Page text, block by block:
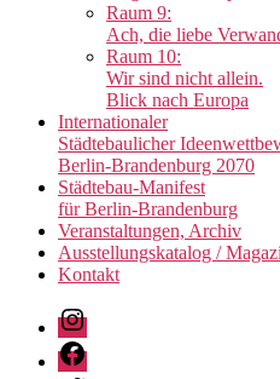
Raum 9:
Ach, die liebe
Raum 10:
Wir sind nicht allein.
Blick nach Europa
Internationaler
Städtebaulicher
Berlin-Brandenburg 2070
Städtebau-Manifest
für Berlin-Brandenburg
Veranstaltungen, Archiv
Ausstellungskatalog /
Kontakt
Instagram
Facebook